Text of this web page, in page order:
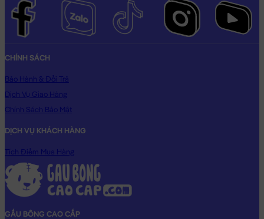
CHÍNH SÁCH
Bảo Hành & Đổi Trả
Dịch Vụ Giao Hàng
Chính Sách Bảo Mật
DỊCH VỤ KHÁCH HÀNG
Tích Điểm Mua Hàng
GẤU BÔNG CAO CẤP